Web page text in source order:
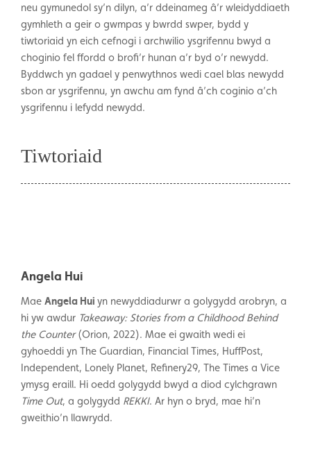
neu gymunedol sy’n dilyn, a’r ddeinameg â’r wleidyddiaeth
gymhleth a geir o gwmpas y bwrdd swper, bydd y
tiwtoriaid yn eich cefnogi i archwilio ysgrifennu bwyd a
choginio fel ffordd o brofi’r hunan a’r byd o’r newydd.
Byddwch yn gadael y penwythnos wedi cael blas newydd
sbon ar ysgrifennu, yn awchu am fynd â’ch coginio a’ch
ysgrifennu i lefydd newydd.
Tiwtoriaid
Angela Hui
Mae Angela Hui yn newyddiadurwr a golygydd arobryn, a
hi yw awdur Takeaway: Stories from a Childhood Behind
the Counter(Orion, 2022). Mae ei gwaith wedi ei
gyhoeddi yn The Guardian, Financial Times, HuffPost,
Independent, Lonely Planet, Refinery29, The Times a Vice
ymysg eraill. Hi oedd golygydd bwyd a diod cylchgrawn
Time Out, a golygydd REKKI. Ar hyn o bryd, mae hi’n
gweithio’n llawrydd.